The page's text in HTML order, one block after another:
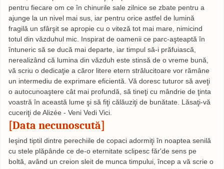
pentru fiecare om ce în chinurile sale zilnice se zbate pentru a
ajunge la un nivel mai sus, iar pentru orice astfel de lumină
fragilă un sfârşit se apropie cu o viteză tot mai mare, nimicind
totul din văzduhul mic. Inspirat de oamenii ce parc-aşteaptă în
întuneric să se ducă mai departe, iar timpul să-i prăfuiască,
nerealizând că lumina din văzduh este stinsă de o vreme bună,
vă scriu o dedicaţie a căror litere etern strălucitoare vor rămâne
un intermediu de exprimare eficientă. Vă doresc tuturor să aveţi
o autocunoaştere cât mai profundă, să tineţi cu mândrie de ţinta
voastră în această lume şi să fiţi călăuziţi de bunătate. Lăsaţi-vă
cuceriţi de Alizée - Veni Vedi Vici.
[Data necunoscută]
Ieşind tiptil dintre perechiile de copaci adormiţi în noaptea senilă
cu stele plăpânde ce de-o eternitate sclipesc făr'de sens pe
boltă, având un creion sleit de munca timpului, încep a vă scrie o